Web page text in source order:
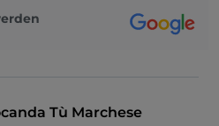
Tù Marchese